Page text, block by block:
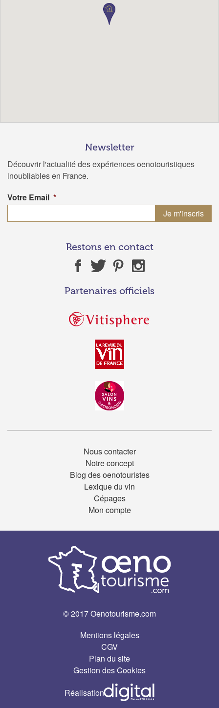
Newsletter
Découvrir l'actualité des expériences oenotouristiques
inoubliables en France.
Votre Email *
Restons en contact
Partenaires officiels
Nous contacter
Notre concept
Blog des oenotouristes
Lexique du vin
Cépages
Mon compte
© 2017 Oenotourisme.com
Réalisation
Mentions légales
CGV
Plan du site
Gestion des Cookies